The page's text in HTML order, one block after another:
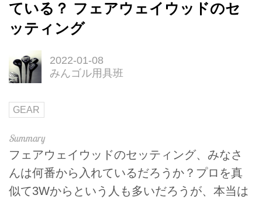
ている？ フェアウェイウッドのセ
ッティング
2022-01-08
みんゴル用具班
GEAR
フェアウェイウッドのセッティング、みなさ
んは何番から入れているだろうか？プロを真
似て3Wからという人も多いだろうが、本当は